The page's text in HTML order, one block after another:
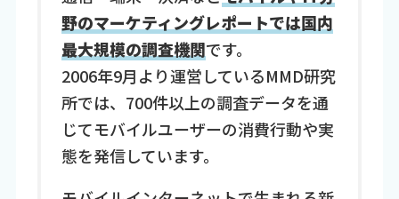
野のマーケティングレポートでは国内
最大規模の調査機関です。
2006年9月より運営しているMMD研究
所では、700件以上の調査データを通
じてモバイルユーザーの消費行動や実
態を発信しています。